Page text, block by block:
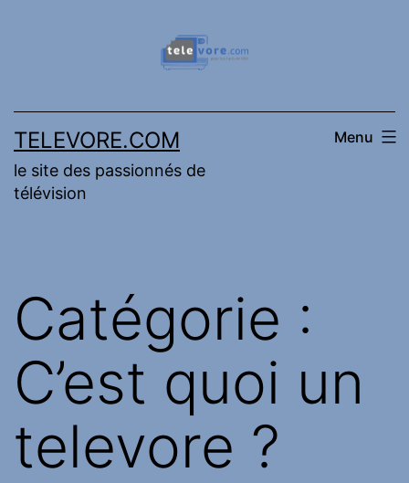
TELEVORE.COM
le site des passionnés de
télévision
Menu
Catégorie :
C’est quoi un
televore ?